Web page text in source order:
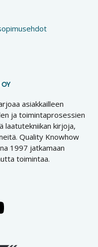
asiakkailleen
ja toimintaprosessien
laatutekniikan kirjoja,
Quality Knowhow
1997 jatkamaan
toimintaa.
Youtube